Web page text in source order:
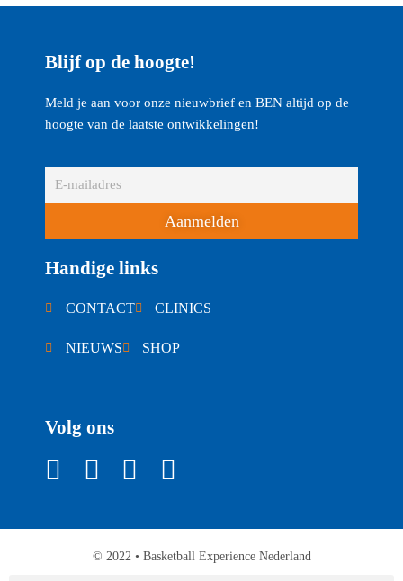
Blijf op de hoogte!
Meld je aan voor onze nieuwbrief en BEN altijd op de
hoogte van de laatste ontwikkelingen!
Aanmelden
Handige links
CONTACT CLINICS
NIEUWS SHOP
Volg ons
© 2022 • Basketball Experience Nederland